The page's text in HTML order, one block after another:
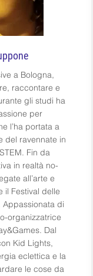
a Bologna,
raccontare e
gli studi ha
per
l’ha portata a
del ravennate in
Fin da
in realtà no-
all’arte e
il Festival delle
Appassionata di
organizzatrice
Dal
Kid Lights,
eclettica e la
le cose da